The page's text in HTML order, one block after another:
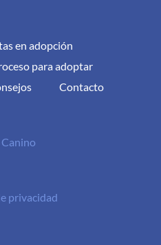
en adopción
para adoptar
Contacto
privacidad